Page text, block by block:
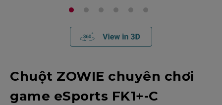
Chuột ZOWIE chuyên chơi
game eSports FK1+-C